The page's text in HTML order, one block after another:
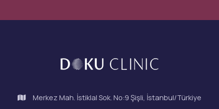
Merkez Mah. İstiklal Sok. No:9 Şişli, İstanbul/Türkiye